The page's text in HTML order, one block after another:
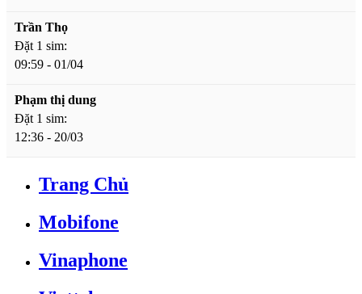
Trần Thọ
Đặt 1 sim:
09:59 - 01/04
Phạm thị dung
Đặt 1 sim:
12:36 - 20/03
Trang Chủ
Mobifone
Vinaphone